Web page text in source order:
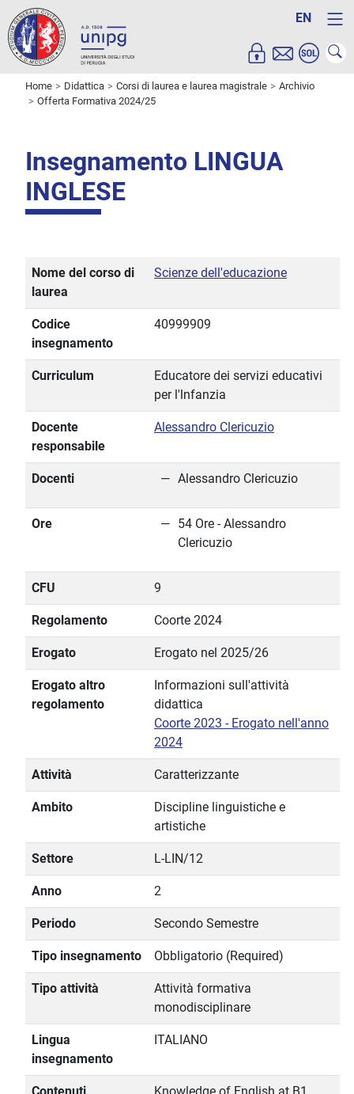
EN
Home Didattica Corsi di laurea e laurea magistrale
Archivio
Offerta Formativa 2024/25
Insegnamento LINGUA
INGLESE
Nome del corso di
laurea
Scienze dell'educazione
Codice
insegnamento
40999909
Curriculum
Educatore dei servizi educativi
per l'lnfanzia
Docente
responsabile
Alessandro Clericuzio
Docenti Alessandro Clericuzio
Ore
54 Ore - Alessandro
Clericuzio
CFU 9
Regolamento Coorte 2024
Erogato Erogato nel 2025/26
Erogato altro
regolamento
Informazioni sull'attività
didattica
Coorte 2023 - Erogato nell'anno
2024
Attività Caratterizzante
Ambito
Discipline linguistiche e
artistiche
Settore L-LIN/12
Anno 2
Periodo Secondo Semestre
Tipo insegnamento Obbligatorio (Required)
Tipo attività
Attività formativa
monodisciplinare
Lingua
insegnamento
ITALIANO